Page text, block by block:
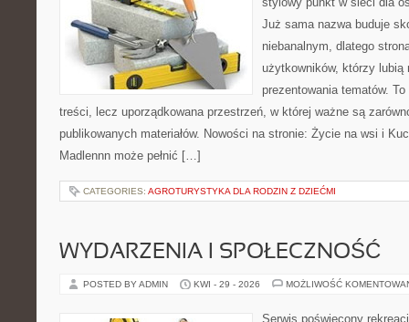
Już sama nazwa buduje
niebanalnym, dlatego
użytkowników, którzy lubią
prezentowania tematów.
treści, lecz uporządkowana przestrzeń, w której ważne są
publikowanych materiałów. Nowości na stronie: Życie na wsi i
Madlennn może pełnić […]
CATEGORIES: AGROTURYSTYKA DLA RODZIN Z DZIEĆMI
WYDARZENIA I SPOŁECZNOŚĆ
POSTED BY ADMIN KWI - 29 - 2026 MOŻLIWOŚĆ
Serwis poświęcony